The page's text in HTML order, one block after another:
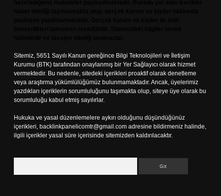
Sitemiz, 5651 Sayılı Kanun gereğince Bilgi Teknolojileri ve İletişim
Kurumu (BTK) tarafından onaylanmış bir Yer Sağlayıcı olarak hizmet
vermektedir. Bu nedenle, sitedeki içerikleri proaktif olarak denetleme
veya araştırma yükümlülüğümüz bulunmamaktadır. Ancak, üyelerimiz
yazdıkları içeriklerin sorumluluğunu taşımakta olup, siteye üye olarak bu
sorumluluğu kabul etmiş sayılırlar.
Hukuka ve yasal düzenlemelere aykırı olduğunu düşündüğünüz
içerikleri, backlinkpanelicomtr@gmail.com adresine bildirmeniz halinde,
ilgili içerikler yasal süre içerisinde sitemizden kaldırılacaktır.